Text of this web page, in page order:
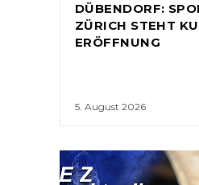
DÜBENDORF:
ZÜRICH STEHT
ERÖFFNUNG
5. August 2026